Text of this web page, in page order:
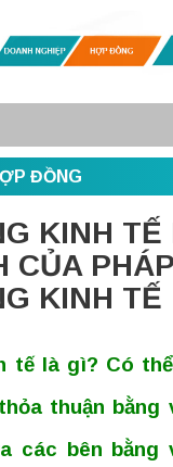
ĐỒNG
KINH TẾ
CỦA
KINH TẾ
tế là gì? Có
thuận bằng
các bên bằng